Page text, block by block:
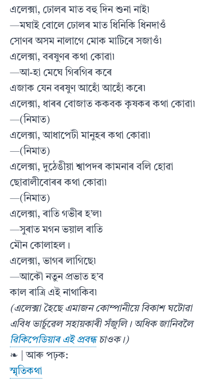
এলেক্সা, ঢোলৰ মাত বহু দিন শুনা নাই৷
—মঘাই বোলে ঢোলৰ মাত ধিনিকি ধিনদাওঁ
সোণৰ অসম নালাগে মোক মাটিৰে সজাওঁ৷
এলেক্সা, বৰষুণৰ কথা কোৱা৷
—আ-হা মেঘে গিৰগিৰ কৰে
এজাক যেন বৰষুণ আহোঁ আহোঁ কৰে৷
এলেক্সা, ধাৰৰ বোজাত ককবক কৃষকৰ কথা কোৱা৷
—(নিমাত)
এলেক্সা, আধাপেটী মানুহৰ কথা কোৱা৷
—(নিমাত)
এলেক্সা, দুঠেঙীয়া শ্বাপদৰ কামনাৰ বলি হোৱা
ছোৱালীবোৰৰ কথা কোৱা৷
—(নিমাত)
এলেক্সা, ৰাতি গভীৰ হ’ল৷
—সুৰাত মগন ভয়াল ৰাতি
মৌন কোলাহল।
এলেক্সা, ভাগৰ লাগিছে৷
—আকৌ নতুন প্ৰভাত হ’ব
কাল ৰাত্ৰি এই নাথাকিব৷
(এলেক্সা হৈছে এমাজন কোম্পানীয়ে বিকাশ ঘটোৱা
এবিধ ভাৰ্চুৱেল সহায়কাৰী সঁজুলি। অধিক জানিবলৈ
ৱিকিপেডিয়াৰ এই প্ৰবন্ধচাওক।)
❧ | আৰু পঢ়ক:
স্মৃতিকথা